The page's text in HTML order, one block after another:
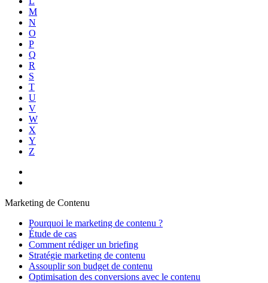
M
N
O
P
Q
R
S
T
U
V
W
X
Y
Z
Marketing de Contenu
Pourquoi le marketing de contenu ?
Étude de cas
Comment rédiger un briefing
Stratégie marketing de contenu
Assouplir son budget de contenu
Optimisation des conversions avec le contenu